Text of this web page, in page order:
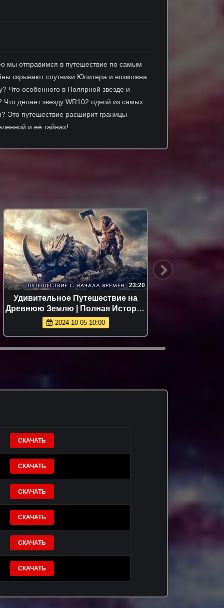
мы отправимся в путешествие по самым
скрывают спутники Юпитера и возможна
Что особенного в Полярной звезде и
делает звезду WR102 одной из самых
Это путешествие расширит границы
и её тайнах!
23:20
Удивительное Путешествие на
Древнюю Землю | Полная История
Земли
2024-10-05 10:00
СКАЧАТЬ
СКАЧАТЬ
СКАЧАТЬ
СКАЧАТЬ
СКАЧАТЬ
СКАЧАТЬ